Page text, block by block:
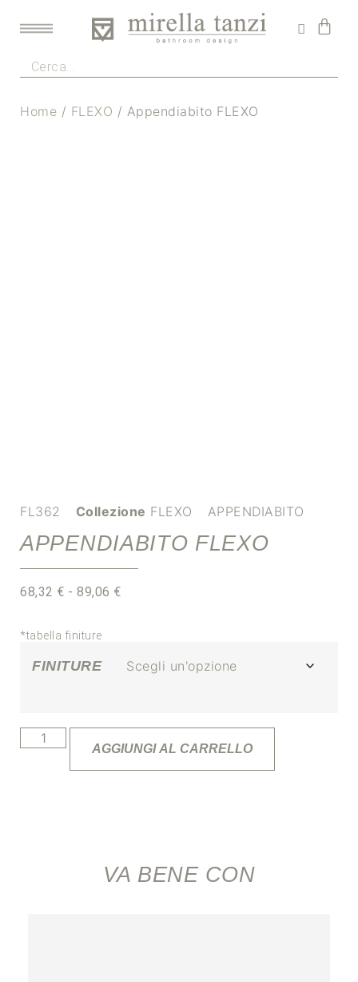
Home / FLEXO / Appendiabito FLEXO
FL362 Collezione FLEXO APPENDIABITO
APPENDIABITO FLEXO
68,32 € - 89,06 €
*tabella finiture
FINITURE
AGGIUNGI AL CARRELLO
VA BENE CON